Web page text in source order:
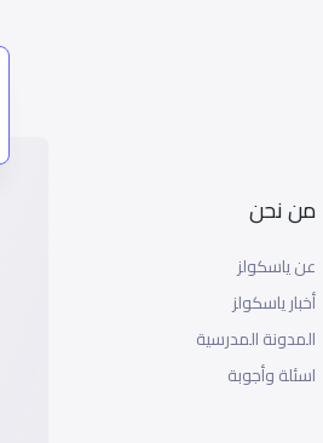
من نحن
عن ياسكولز
أخبار ياسكولز
المدونة المدرسية
اسئلة وأجوبة